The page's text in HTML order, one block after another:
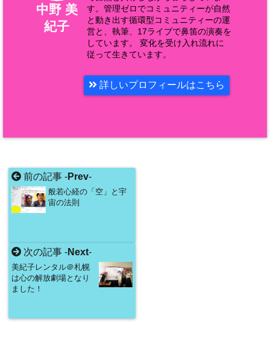
中野 美
紀子
す。管理ゼロでコミュニティーが自然
と動き出す循環型コミュニティーの運
営と、執筆、17ライブで鼻笛の演奏を
しています。 変化を受け入れ流れに
従って生きています。
詳しいプロフィールはこちら
前の記事 -Prev-
般若心経の「空」と宇
宙の法則
次の記事 -Next-
美紀子レンタル＠札幌
は心の解放劇場となり
ました！